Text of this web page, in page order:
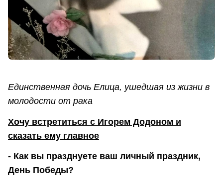
Единственная дочь Елица, ушедшая из жизни в
молодости от рака
Хочу встретиться с Игорем Додоном и
сказать ему главное
- Как вы празднуете ваш личный праздник,
День Победы?